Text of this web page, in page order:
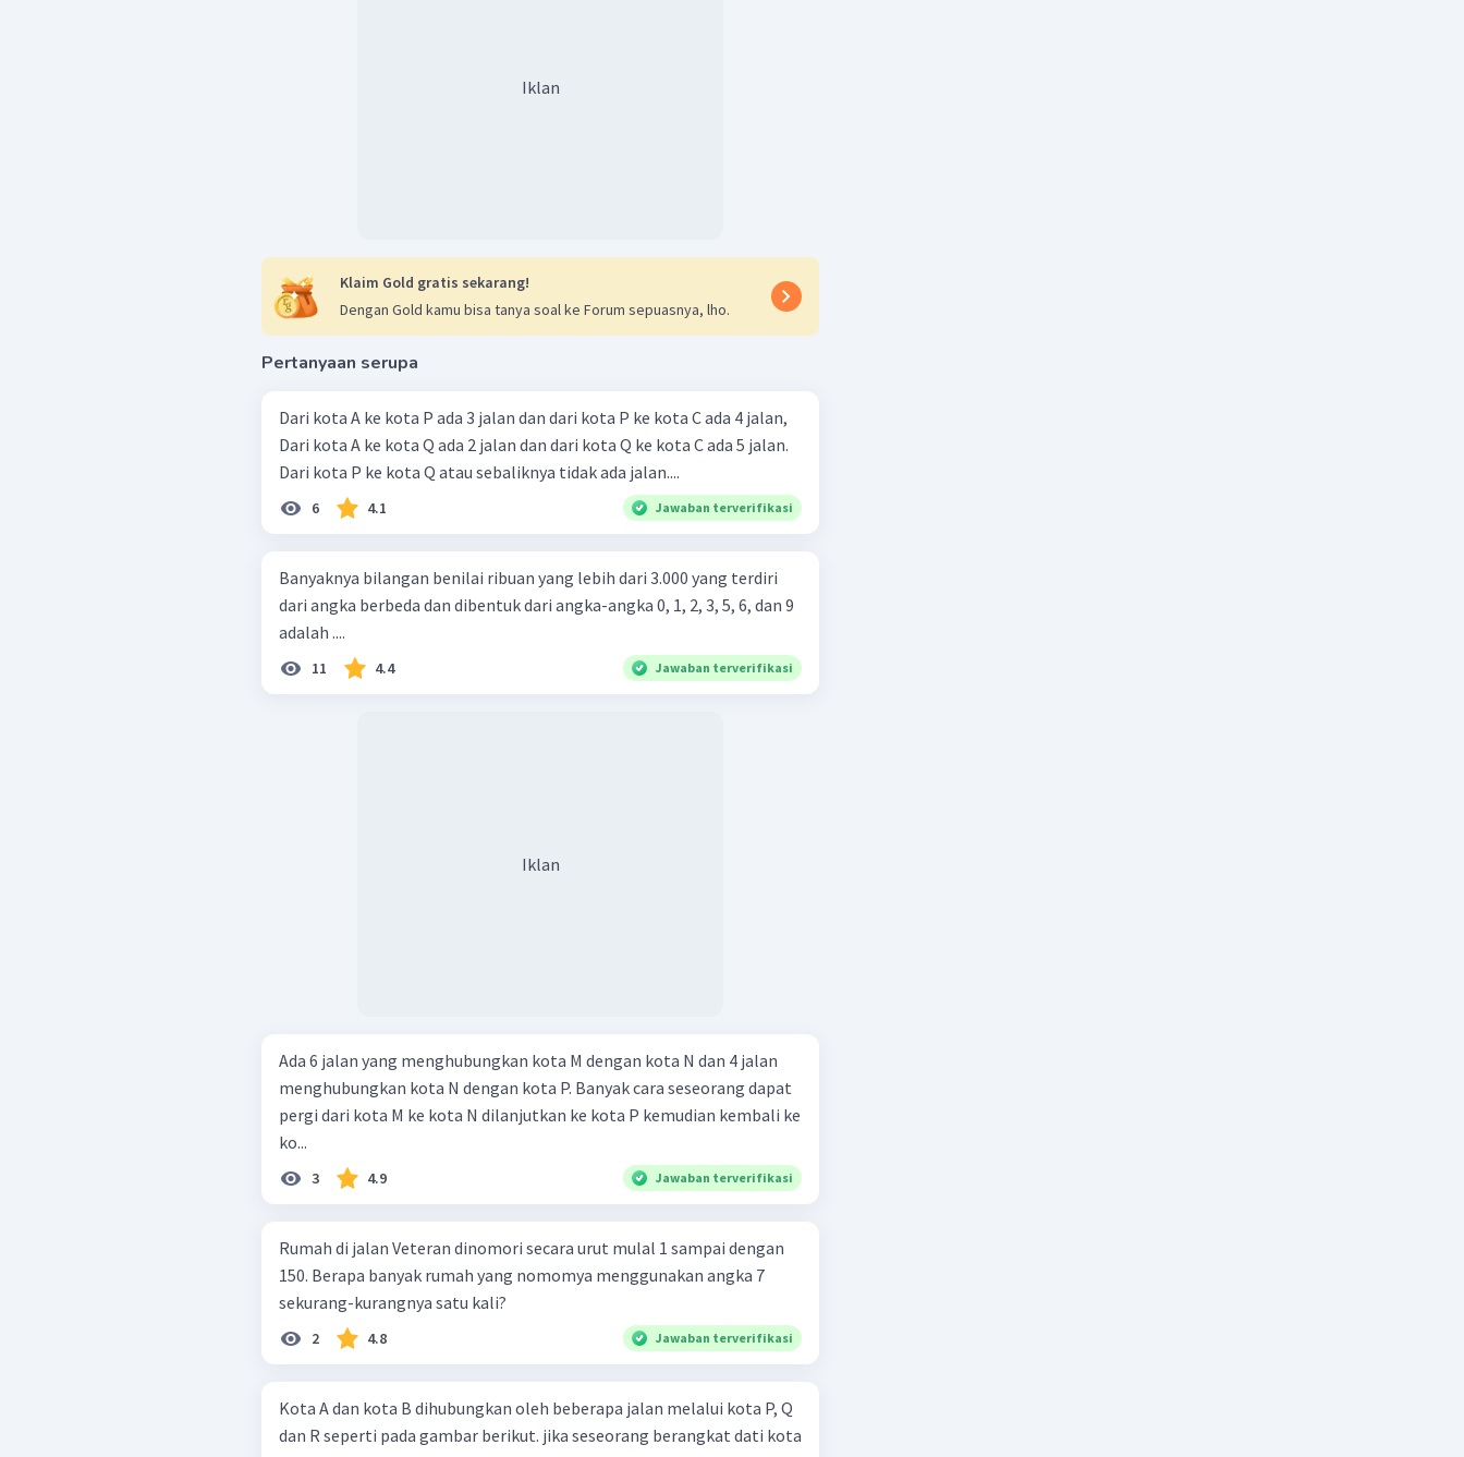
Iklan
Klaim Gold gratis sekarang!
Dengan Gold kamu bisa tanya soal ke Forum sepuasnya, lho.
Pertanyaan serupa
Dari kota A ke kota P ada 3 jalan dan dari kota P ke kota C ada 4 jalan,
Dari kota A ke kota Q ada 2 jalan dan dari kota Q ke kota C ada 5 jalan.
Dari kota P ke kota Q atau sebaliknya tidak ada jalan....
6 4.1 Jawaban terverifikasi
Banyaknya bilangan benilai ribuan yang lebih dari 3.000 yang terdiri
dari angka berbeda dan dibentuk dari angka-angka 0, 1, 2, 3, 5, 6, dan 9
adalah ....
11 4.4 Jawaban terverifikasi
Iklan
Ada 6 jalan yang menghubungkan kota M dengan kota N dan 4 jalan
menghubungkan kota N dengan kota P. Banyak cara seseorang dapat
pergi dari kota M ke kota N dilanjutkan ke kota P kemudian kembali ke
ko...
3 4.9 Jawaban terverifikasi
Rumah di jalan Veteran dinomori secara urut mulal 1 sampai dengan
150. Berapa banyak rumah yang nomomya menggunakan angka 7
sekurang-kurangnya satu kali?
2 4.8 Jawaban terverifikasi
Kota A dan kota B dihubungkan oleh beberapa jalan melalui kota P, Q
dan R seperti pada gambar berikut. jika seseorang berangkat dati kota